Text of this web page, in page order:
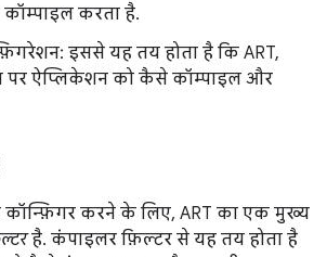
करता है.
इससे यह तय होता है कि ART,
पर ऐप्लिकेशन को कैसे कॉम्पाइल और
कॉन्फ़िगर करने के लिए, ART का एक मुख्य
है. कंपाइलर फ़िल्टर से यह तय होता है